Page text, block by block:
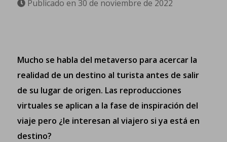
Publicado en 30 de noviembre de 2022
Mucho se habla del metaverso para acercar la
realidad de un destino al turista antes de salir
de su lugar de origen. Las reproducciones
virtuales se aplican a la fase de inspiración del
viaje pero ¿le interesan al viajero si ya está en
destino?